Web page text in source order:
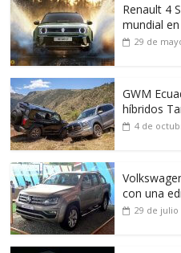
Renault 4
mundial
29 de
GWM
híbridos
4 de
con una
29 de julio